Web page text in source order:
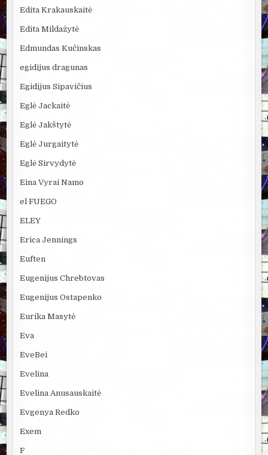
Edita Krakauskaitė
Edita Mildažytė
Edmundas Kučinskas
egidijus dragunas
Egidijus Sipavičius
Eglė Jackaitė
Eglė Jakštytė
Eglė Jurgaitytė
Eglė Sirvydytė
Eina Vyrai Namo
el FUEGO
ELEY
Erica Jennings
Euften
Eugenijus Chrebtovas
Eugenijus Ostapenko
Eurika Masytė
Eva
EveBei
Evelina
Evelina Anusauskaitė
Evgenya Redko
Exem
F